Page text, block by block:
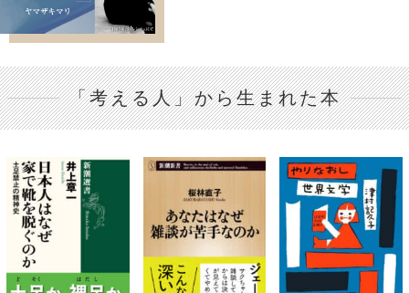
「考える人」から生まれた本